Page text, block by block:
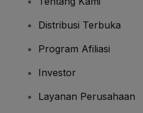
Distribusi Terbuka
Program Afiliasi
Investor
Layanan Perusahaan